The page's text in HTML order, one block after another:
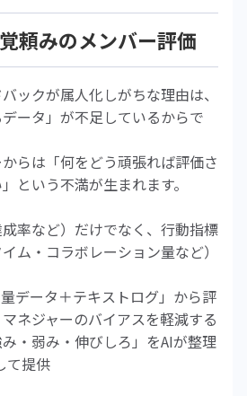
頼みのメンバー評価
ックが属人化しがちな理由は、
データ」が不足しているからで
らは「何をどう頑張れば評価さ
という不満が生まれます。
率など）だけでなく、行動指標
ム・コラボレーション量など）
データ＋テキストログ」から評
ネジャーのバイアスを軽減する
・弱み・伸びしろ」をAIが整理
て提供